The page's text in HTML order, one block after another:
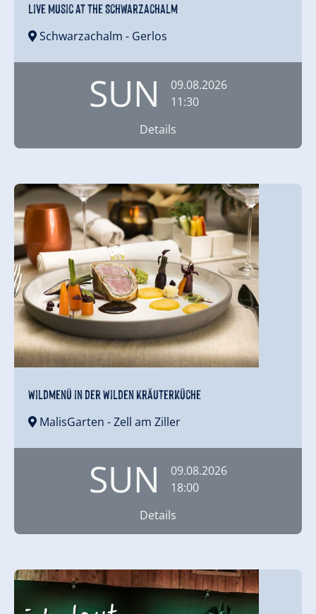
Live Music at the Schwarzachalm
Schwarzachalm - Gerlos
SUN
09.08.2026
11:30
Details
Wildmenü in der Wilden Kräuterküche
MalisGarten - Zell am Ziller
SUN
09.08.2026
18:00
Details